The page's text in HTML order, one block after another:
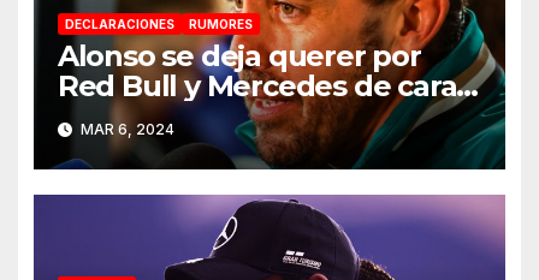
DECLARACIONES RUMORES
Alonso se deja querer por
Red Bull y Mercedes de cara a
2025
MAR 6, 2024